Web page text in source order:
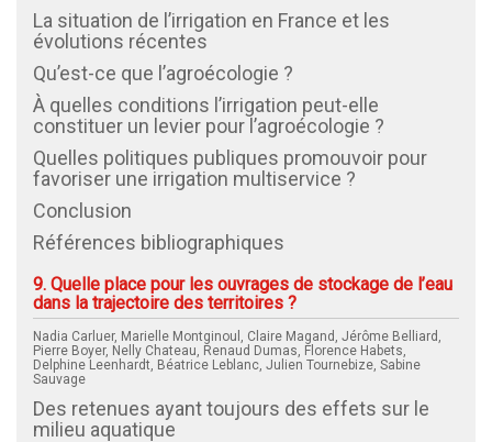
La situation de l’irrigation en France et les
évolutions récentes
Qu’est-ce que l’agroécologie ?
À quelles conditions l’irrigation peut-elle
constituer un levier pour l’agroécologie ?
Quelles politiques publiques promouvoir pour
favoriser une irrigation multiservice ?
Conclusion
Références bibliographiques
9. Quelle place pour les ouvrages de stockage de l’eau
dans la trajectoire des territoires ?
Nadia Carluer, Marielle Montginoul, Claire Magand, Jérôme Belliard,
Pierre Boyer, Nelly Chateau, Renaud Dumas, Florence Habets,
Delphine Leenhardt, Béatrice Leblanc, Julien Tournebize, Sabine
Sauvage
Des retenues ayant toujours des effets sur le
milieu aquatique